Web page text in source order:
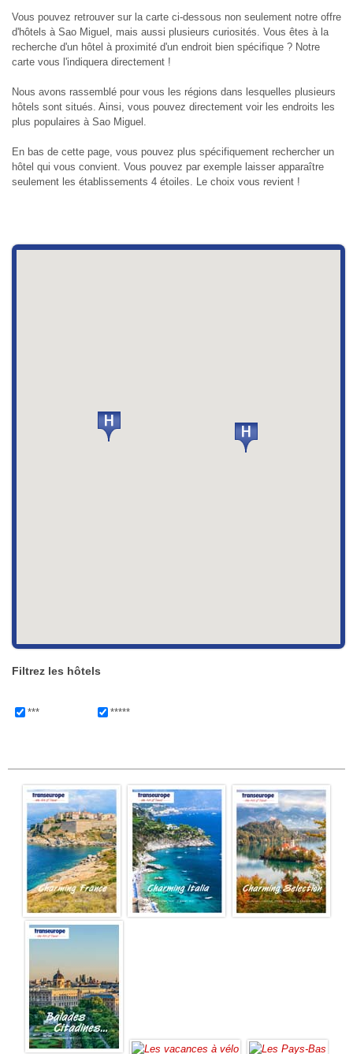
Vous pouvez retrouver sur la carte ci-dessous non seulement notre offre
d'hôtels à Sao Miguel, mais aussi plusieurs curiosités. Vous êtes à la
recherche d'un hôtel à proximité d'un endroit bien spécifique ? Notre
carte vous l'indiquera directement !
Nous avons rassemblé pour vous les régions dans lesquelles plusieurs
hôtels sont situés. Ainsi, vous pouvez directement voir les endroits les
plus populaires à Sao Miguel.
En bas de cette page, vous pouvez plus spécifiquement rechercher un
hôtel qui vous convient. Vous pouvez par exemple laisser apparaître
seulement les établissements 4 étoiles. Le choix vous revient !
Filtrez les hôtels
*** *****